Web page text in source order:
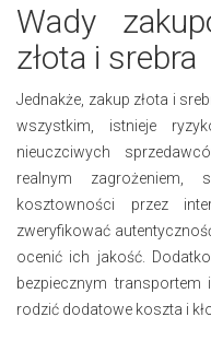
Wady
złota i srebra
Jednakże, zakup złota i
wszystkim, istnieje
nieuczciwych
realnym zagrożeniem,
kosztowności przez
zweryfikować
ocenić ich jakość.
bezpiecznym transportem
rodzić dodatowe koszta i